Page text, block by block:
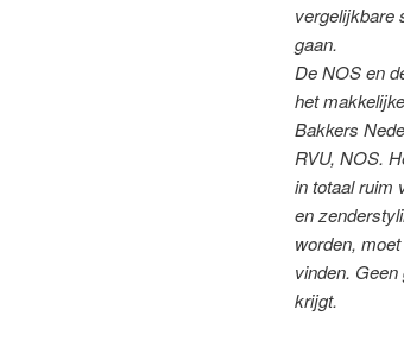
vergelijkbare
gaan.
De NOS en
het
Bakkers
RVU, NOS.
in totaal ruim
en
worden,
vinden.
krijgt.